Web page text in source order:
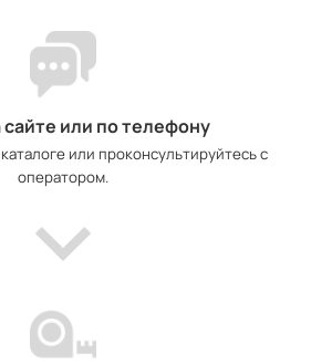
сайте или по телефону
или проконсультируйтесь с
оператором.